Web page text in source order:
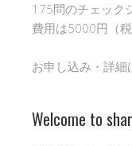
175問のチェック
費用は5000円（
お申し込み・詳細
Welcome to